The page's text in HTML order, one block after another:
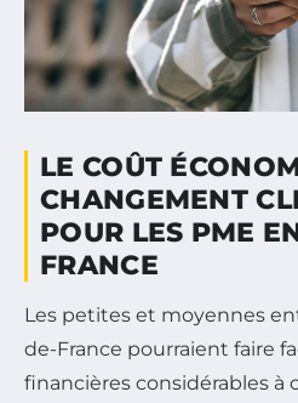
LE COÛT
CHANGEMENT
POUR LES PME
FRANCE
Les petites et moyennes
de-France pourraient faire
financières considérables à